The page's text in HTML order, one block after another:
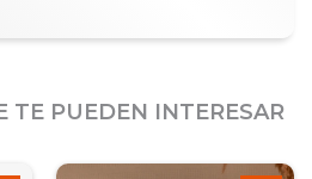
TE PUEDEN INTERESAR